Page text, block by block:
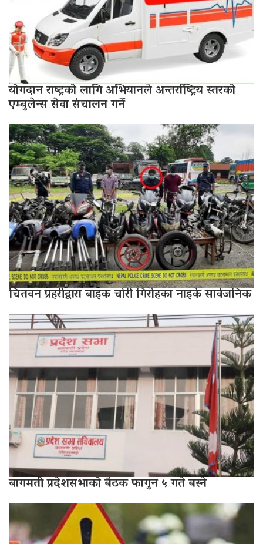
योगदान राष्ट्रको लागि अभियानले अन्तर्राष्ट्रिय स्तरको
एम्बुलेन्स सेवा संचालन गर्ने
चितवन प्रहरीद्वारा बाइक चोरी गिरोहका नाइके सार्वजनिक
बागमती प्रदेशसभाको बैठक फागुन ५ गते बस्ने